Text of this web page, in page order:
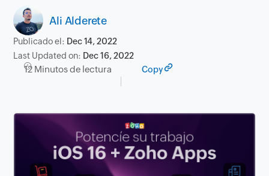
Ali Alderete
Publicado el: Dec 14, 2022
Last Updated on: Dec 16, 2022
12 Minutos de lectura Copy